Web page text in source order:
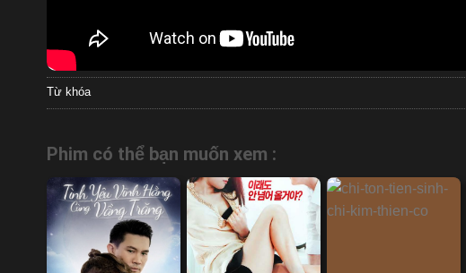
Từ khóa
Phim có thể bạn muốn xem :